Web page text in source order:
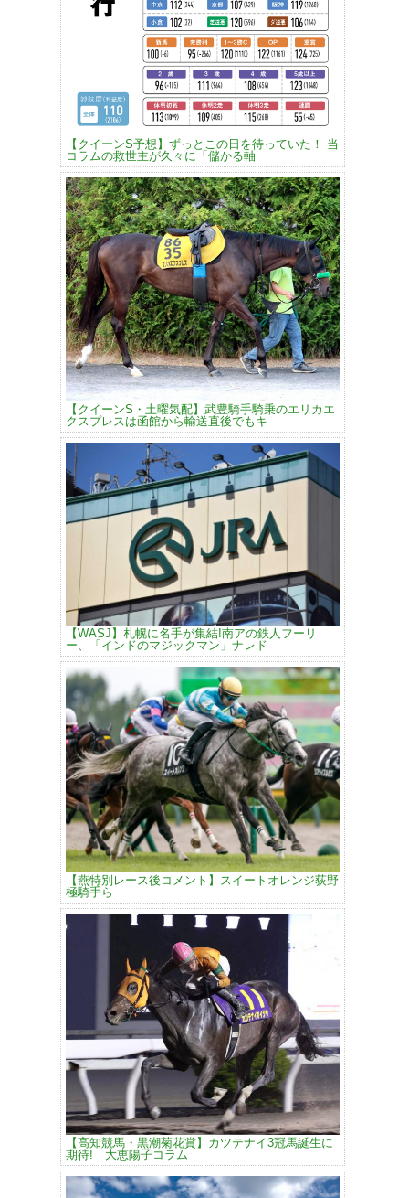
【クイーンS予想】ずっとこの日を待っていた！ 当
コラムの救世主が久々に「儲かる軸
【クイーンS・土曜気配】武豊騎手騎乗のエリカエ
クスプレスは函館から輸送直後でもキ
【WASJ】札幌に名手が集結!南アの鉄人フーリ
ー、「インドのマジックマン」ナレド
【燕特別レース後コメント】スイートオレンジ荻野
極騎手ら
【高知競馬・黒潮菊花賞】カツテナイ3冠馬誕生に
期待! 大恵陽子コラム